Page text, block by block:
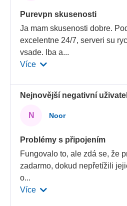
Purevpn skusenosti
Ja mam skusenosti dobre.
excelentne 24/7, serveri su
vsade. Iba a...
Více
Nejnovější negativní
N Noor
Problémy s připojením
Fungovalo to, ale zdá se, že
zadarmo, dokud nepřetížili
o...
Více